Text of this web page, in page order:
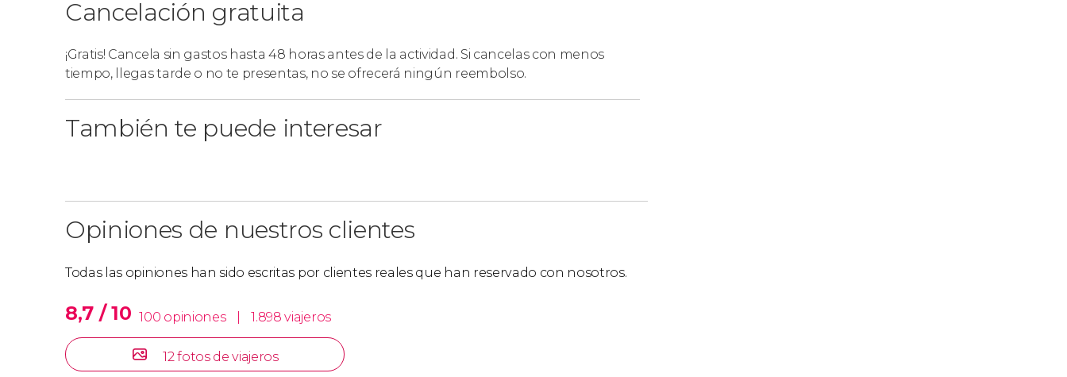
Cancelación gratuita
¡Gratis! Cancela sin gastos hasta 48 horas antes de la actividad. Si cancelas con menos
tiempo, llegas tarde o no te presentas, no se ofrecerá ningún reembolso.
También te puede interesar
Opiniones de nuestros clientes
Todas las opiniones han sido escritas por clientes reales que han reservado con nosotros.
8,7 / 10 100 opiniones 1.898 viajeros
12 fotos de viajeros